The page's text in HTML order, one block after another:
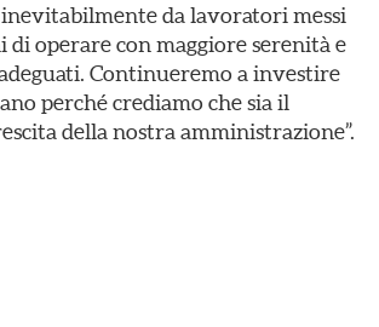
da lavoratori messi
di operare con maggiore serenità e
Continueremo a investire
perché crediamo che sia il
della nostra amministrazione”.